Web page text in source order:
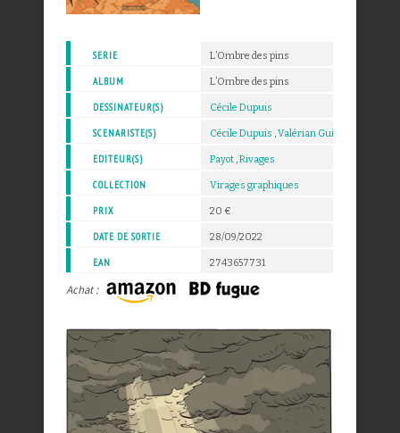
SERIE L’Ombre des pins
ALBUM L’Ombre des pins
DESSINATEUR(S) Cécile Dupuis
SCENARISTE(S) Cécile Dupuis ,Valérian Guillaume
EDITEUR(S) Payot ,Rivages
COLLECTION Virages graphiques
PRIX 20 €
DATE DE SORTIE 28/09/2022
EAN 2743657731
Achat :